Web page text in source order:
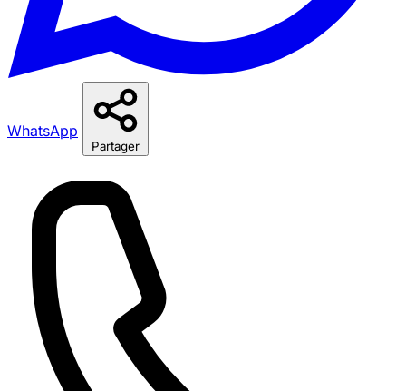
WhatsApp
Partager